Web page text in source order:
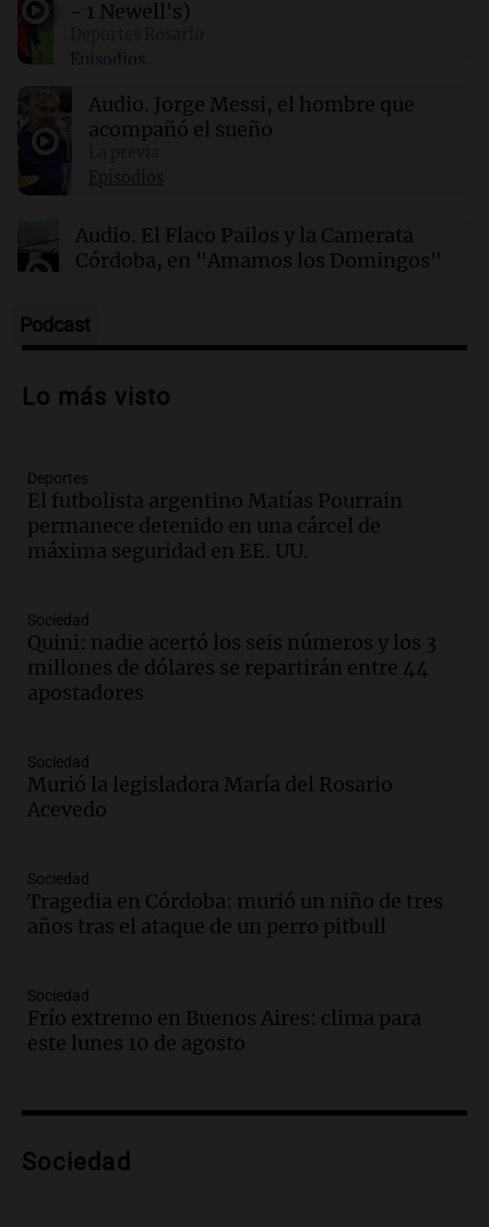
00:06 Clima
lunes 10 de agosto
00:02 Mundo
Hezly Rivera, campeona olímpica, conquista
su segundo título consecutivo en gimnasia de
EE. UU.
- 1 Newell's)
Episodios
Audio. Jorge Messi, el hombre que
acompañó el sueño
Episodios
Audio. El Flaco Pailos y la Camerata
Córdoba, en "Amamos los Domingos"
hablaron de su obra en Cadena 3
Audio.
recuerdo del paso de Juan Pablo II: "Te
traspasaba con la mirada"
Amamos los Domingos
Audio.
un imperdible cordobés para los
amantes de la astronomía
Amamos los Domingos
la historia del club de Irlanda
revolucionado por hinchas argentinos
Amamos los Domingos
Audio.
argentino regresa al país tras conflicto
con Brasil
Audio.Bomberos asisten a senderista
con fractura de tobillo en refugio Doña
Rosa
Episodios
investigación internacional sobre asma
Podcast
Lo más visto
Deportes
El futbolista argentino Matías Pourrain
permanece detenido en una cárcel de
máxima seguridad en EE. UU.
Sociedad
Quini: nadie acertó los seis números y los 3
millones de dólares se repartirán entre 44
apostadores
Sociedad
Murió la legisladora María del Rosario
Acevedo
Sociedad
Tragedia en Córdoba: murió un niño de tres
años tras el ataque de un perro pitbull
Sociedad
Frío extremo en Buenos Aires: clima para
este lunes 10 de agosto
Sociedad